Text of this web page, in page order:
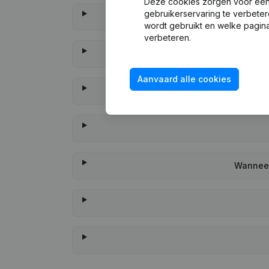
gebruikerservaring te
wordt gebruikt en welke
verbeteren.
Aanvaard alle cookies